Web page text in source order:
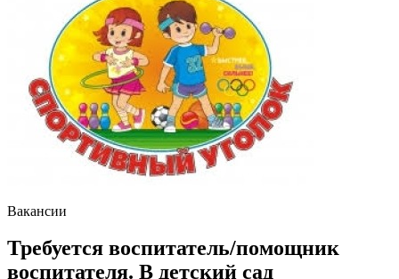
Вакансии
Требуется воспитатель/помощник
воспитателя. В детский сад